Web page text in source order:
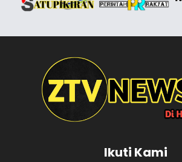
Ikuti Kami